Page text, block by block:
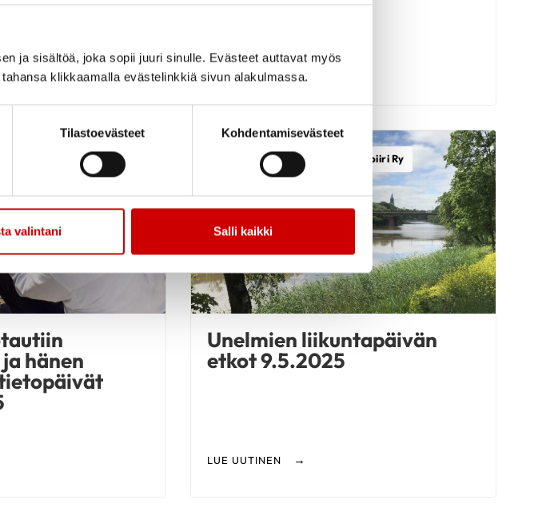
ja sisältöä, joka sopii juuri sinulle. Evästeet auttavat myös
klikkaamalla evästelinkkiä sivun alakulmassa.
Tilastoevästeet Kohdentamisevästeet
valintani Salli kaikki
Sydänpiiri Ry
hänen
Varsinais-Suomen Sydänpiiri Ry
Unelmien liikuntapäivän
etkot 9.5.2025
LUE UUTINEN